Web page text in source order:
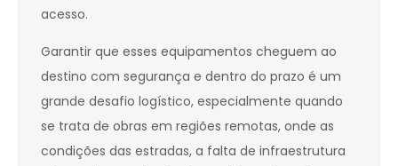
acesso.
Garantir que esses equipamentos cheguem ao
destino com segurança e dentro do prazo é um
grande desafio logístico, especialmente quando
se trata de obras em regiões remotas, onde as
condições das estradas, a falta de infraestrutura